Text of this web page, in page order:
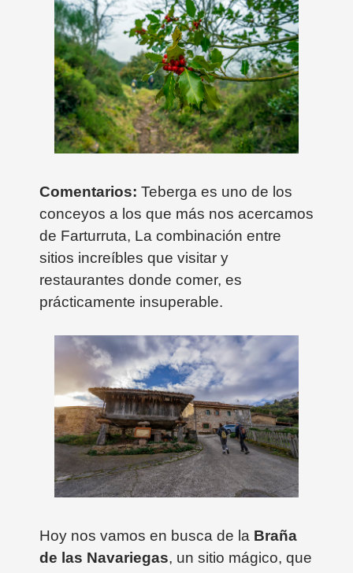
Comentarios: Teberga es uno de los
conceyos a los que más nos acercamos
de Farturruta, La combinación entre
sitios increíbles que visitar y
restaurantes donde comer, es
prácticamente insuperable.
Hoy nos vamos en busca de la Braña
de las Navariegas, un sitio mágico, que